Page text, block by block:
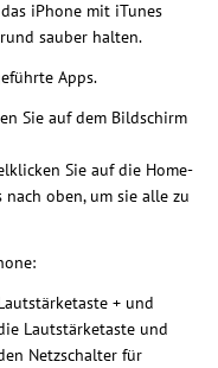
iPhone mit iTunes
sauber halten.
Apps.
Sie auf dem Bildschirm
Sie auf die Home-
nach oben, um sie alle zu
+ und
Lautstärketaste und
Netzschalter für